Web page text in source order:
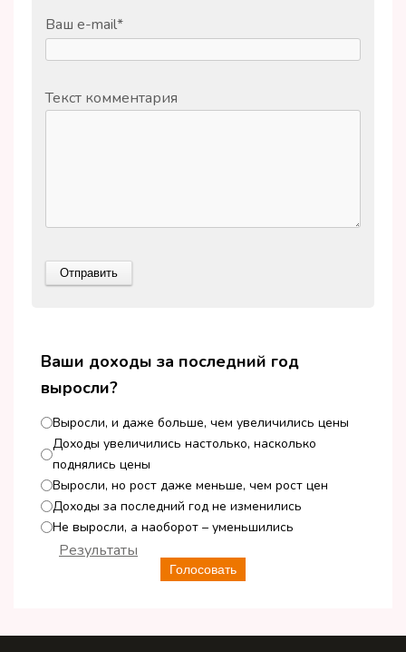
Ваш e-mail*
Текст комментария
Ваши доходы за последний год
выросли?
Выросли, и даже больше, чем увеличились цены
Доходы увеличились настолько, насколько
поднялись цены
Выросли, но рост даже меньше, чем рост цен
Доходы за последний год не изменились
Не выросли, а наоборот – уменьшились
Голосовать
Результаты